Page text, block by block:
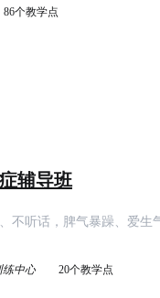
个全新的角度发现自己。
86个教学点
辅导班
不听话，脾气暴躁、爱生
练中心 20个教学点